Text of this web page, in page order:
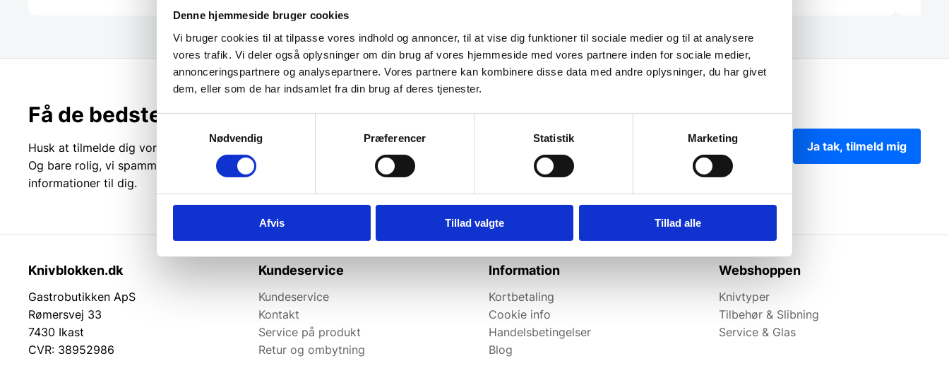
Denne hjemmeside bruger cookies
Vi bruger cookies til at tilpasse vores indhold og annoncer, til at vise dig funktioner til sociale medier og til at analysere
vores trafik. Vi deler også oplysninger om din brug af vores hjemmeside med vores partnere inden for sociale medier,
annonceringspartnere og analysepartnere. Vores partnere kan kombinere disse data med andre oplysninger, du har givet
dem, eller som de har indsamlet fra din brug af deres tjenester.
Samtykkevalg
Nødvendig
Præferencer Statistik Marketing
Afvis Tillad valgte Tillad alle
Få de bedste tilbud først!
Husk at tilmelde dig vores nyhedsbrev og vær først til de bedste tilbud.
Og bare rolig, vi spammer dig ikke, men sender kun relevante tilbud og
informationer til dig.
Ja tak, tilmeld mig
Knivblokken.dk
Gastrobutikken ApS
Rømersvej 33
7430 Ikast
CVR: 38952986
Kundeservice
Kundeservice
Kontakt
Service på produkt
Retur og ombytning
Information
Kortbetaling
Cookie info
Handelsbetingelser
Blog
Webshoppen
Knivtyper
Tilbehør & Slibning
Service & Glas